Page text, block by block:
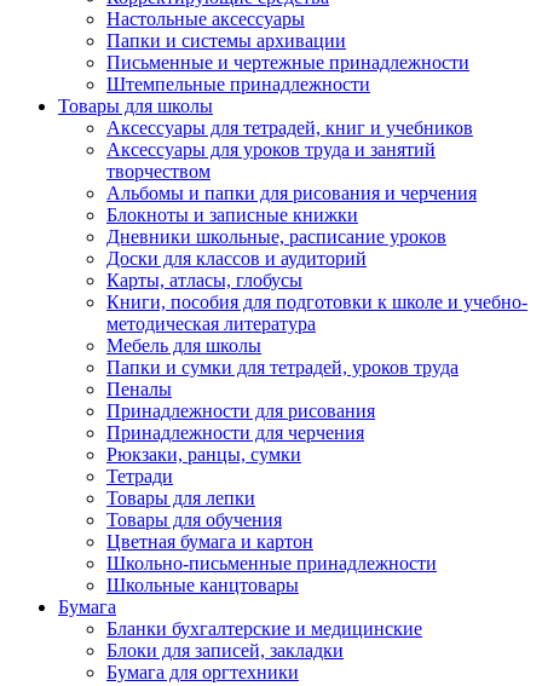
Настольные аксессуары
Папки и системы архивации
Письменные и чертежные принадлежности
Штемпельные принадлежности
Товары для школы
Аксессуары для тетрадей, книг и учебников
Аксессуары для уроков труда и занятий
творчеством
Альбомы и папки для рисования и черчения
Блокноты и записные книжки
Дневники школьные, расписание уроков
Доски для классов и аудиторий
Карты, атласы, глобусы
Книги, пособия для подготовки к школе и учебно-
методическая литература
Мебель для школы
Папки и сумки для тетрадей, уроков труда
Пеналы
Принадлежности для рисования
Принадлежности для черчения
Рюкзаки, ранцы, сумки
Тетради
Товары для лепки
Товары для обучения
Цветная бумага и картон
Школьно-письменные принадлежности
Школьные канцтовары
Бумага
Бланки бухгалтерские и медицинские
Блоки для записей, закладки
Бумага для оргтехники